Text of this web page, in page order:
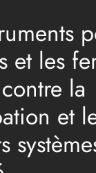
et les
la
et